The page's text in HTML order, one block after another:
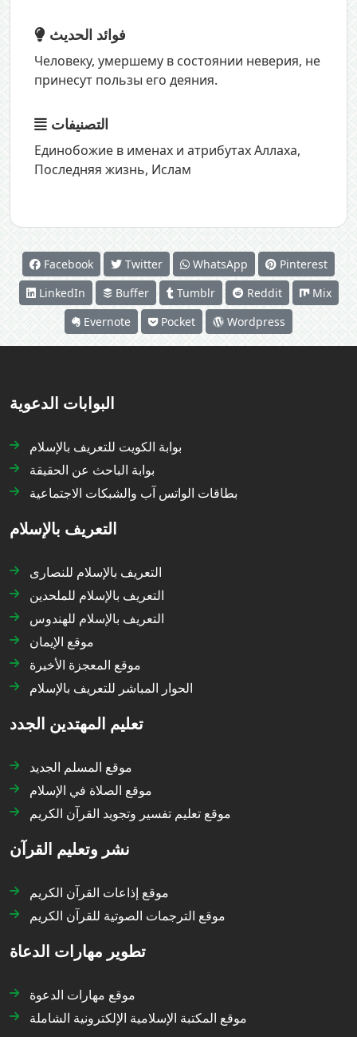
فوائد الحديث
Человеку, умершему в состоянии неверия, не
принесут пользы его деяния.
التصنيفات
Единобожие в именах и атрибутах Аллаха,
Последняя жизнь, Ислам
Facebook Twitter WhatsApp
Pinterest
LinkedIn
Buffer Tumblr Reddit
Mix
Evernote
Pocket Wordpress
البوابات الدعوية
بوابة الكويت للتعريف بالإسلام
بوابة الباحث عن الحقيقة
بطاقات الواتس آب والشبكات الاجتماعية
التعريف بالإسلام
التعريف بالإسلام للنصارى
التعريف بالإسلام للملحدين
التعريف بالإسلام للهندوس
موقع الإيمان
موقع المعجزة الأخيرة
الحوار المباشر للتعريف بالإسلام
تعليم المهتدين الجدد
موقع المسلم الجديد
موقع الصلاة في الإسلام
موقع تعليم تفسير وتجويد القرآن الكريم
نشر وتعليم القرآن
موقع إذاعات القرآن الكريم
موقع الترجمات الصوتية للقرآن الكريم
تطوير مهارات الدعاة
موقع مهارات الدعوة
موقع المكتبة الإسلامية الإلكترونية الشاملة